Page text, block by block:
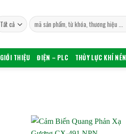
Tìm
kiếm:
GIỚI THIỆU ĐIỆN – PLC THỦY LỰC KHÍ NÉN